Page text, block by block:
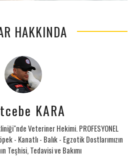
HAKKINDA
KARA
Veteriner Hekimi. PROFESYONEL
- Kanatlı - Balık - Egzotik Dostlarımızın
Teşhisi, Tedavisi ve Bakımı